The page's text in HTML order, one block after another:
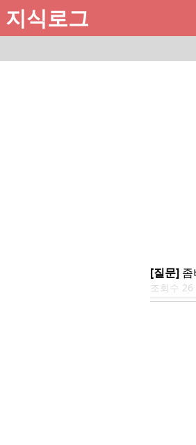
지식로그
[질문]
조회수 26